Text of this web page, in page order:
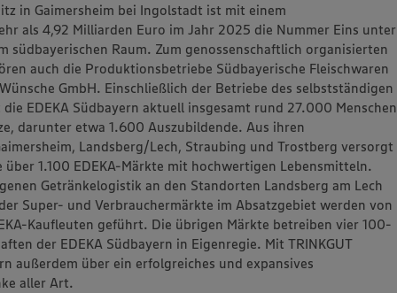
in Gaimersheim bei Ingolstadt ist mit einem
als 4,92 Milliarden Euro im Jahr 2025 die Nummer Eins unter
südbayerischen Raum. Zum genossenschaftlich organisierten
auch die Produktionsbetriebe Südbayerische Fleischwaren
GmbH. Einschließlich der Betriebe des selbstständigen
EDEKA Südbayern aktuell insgesamt rund 27.000 Menschen
darunter etwa 1.600 Auszubildende. Aus ihren
Landsberg/Lech, Straubing und Trostberg versorgt
über 1.100 EDEKA-Märkte mit hochwertigen Lebensmitteln.
Getränkelogistik an den Standorten Landsberg am Lech
Super- und Verbrauchermärkte im Absatzgebiet werden von
Kaufleuten geführt. Die übrigen Märkte betreiben vier 100-
der EDEKA Südbayern in Eigenregie. Mit TRINKGUT
außerdem über ein erfolgreiches und expansives
aller Art.